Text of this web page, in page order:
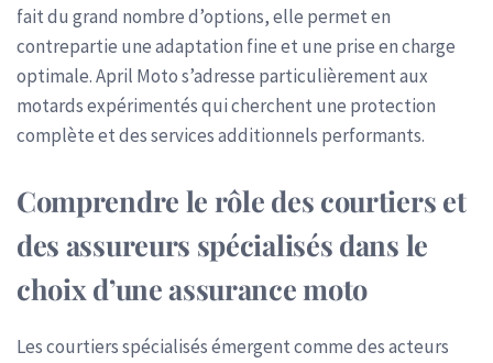
fait du grand nombre d’options, elle permet en
contrepartie une adaptation fine et une prise en charge
optimale. April Moto s’adresse particulièrement aux
motards expérimentés qui cherchent une protection
complète et des services additionnels performants.
Comprendre le rôle des courtiers et
des assureurs spécialisés dans le
choix d’une assurance moto
Les courtiers spécialisés émergent comme des acteurs